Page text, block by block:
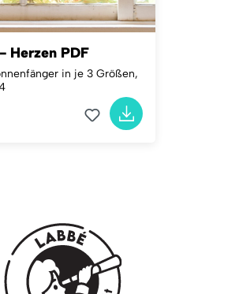
Herzen PDF
in je 3 Größen,